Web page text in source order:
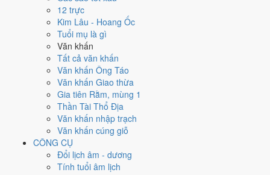
12 trực
Kim Lâu - Hoang Ốc
Tuổi mụ là gì
Văn khấn
Tất cả văn khấn
Văn khấn Ông Táo
Văn khấn Giao thừa
Gia tiên Rằm, mùng 1
Thần Tài Thổ Địa
Văn khấn nhập trạch
Văn khấn cúng giỗ
CÔNG CỤ
Đổi lịch âm - dương
Tính tuổi âm lịch
việc gì?
Ngày 10/9/2026 đạt4.0/10trung bình cho 7 việc chính: cao nhất là
Đào giếng - mở mương (7/10)
. Trực Bình (ngày bình hòa, ổn định, không thiên hung cát) và
gặp Sao Câu Trận hắc đạo nên điểm từng việc chênh nhau như bảng
Cưới hỏi - đính hôn
Trung bình
Cưới hỏi - đính hôn hôm nay ở
Hắc Đạo gây bất lợi.
Cách tính ngày tốt
Khai trương - mở cửa hàng